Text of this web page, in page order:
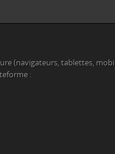
(navigateurs, tablettes,
: